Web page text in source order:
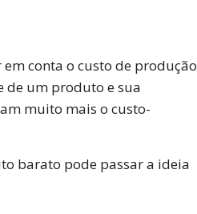
conta o custo de produção
de um produto e sua
muito mais o custo-
barato pode passar a ideia